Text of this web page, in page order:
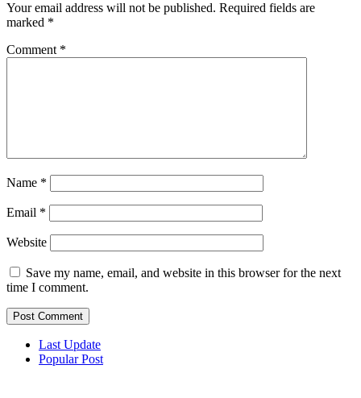
Your email address will not be published. Required fields are
marked *
Comment *
Name *
Email *
Website
Save my name, email, and website in this browser for the next
time I comment.
Last Update
Popular Post